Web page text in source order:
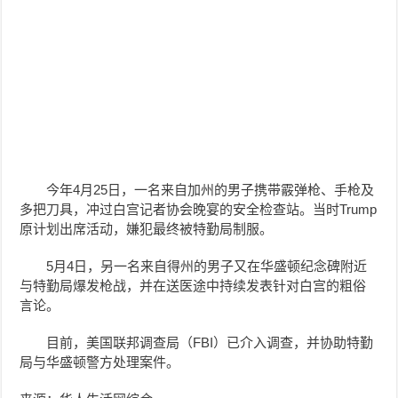
今年4月25日，一名来自加州的男子携带霰弹枪、手枪及
多把刀具，冲过白宫记者协会晚宴的安全检查站。当时Trump
原计划出席活动，嫌犯最终被特勤局制服。
5月4日，另一名来自得州的男子又在华盛顿纪念碑附近
与特勤局爆发枪战，并在送医途中持续发表针对白宫的粗俗
言论。
目前，美国联邦调查局（FBI）已介入调查，并协助特勤
局与华盛顿警方处理案件。